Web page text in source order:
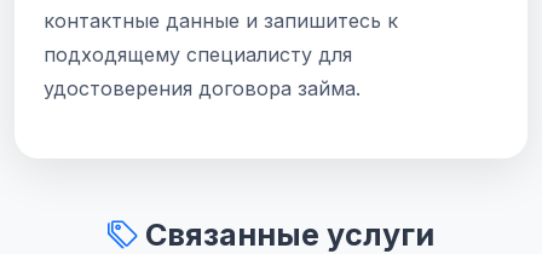
контактные данные и запишитесь к
подходящему специалисту для
удостоверения договора займа.
Связанные услуги